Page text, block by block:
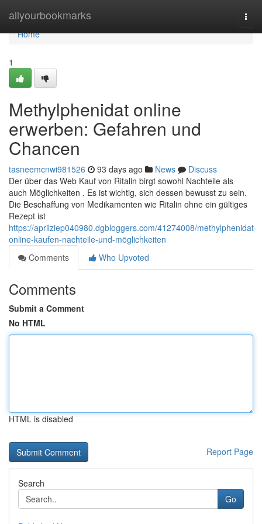
allyourbookmarks
Home
Home
1
Methylphenidat online
erwerben: Gefahren und
Chancen
tasneemcnwi981526 93 days ago News
Discuss
Der über das Web Kauf von Ritalin birgt sowohl Nachteile als
auch Möglichkeiten . Es ist wichtig, sich dessen bewusst zu sein.
Die Beschaffung von Medikamenten wie Ritalin ohne ein gültiges
Rezept ist
https://aprilziep040980.dgbloggers.com/41274008/methylphenidat-
online-kaufen-nachteile-und-möglichkeiten
Comments
Who Upvoted
Comments
Submit a Comment
No HTML
HTML is disabled
Report Page
Search
Go